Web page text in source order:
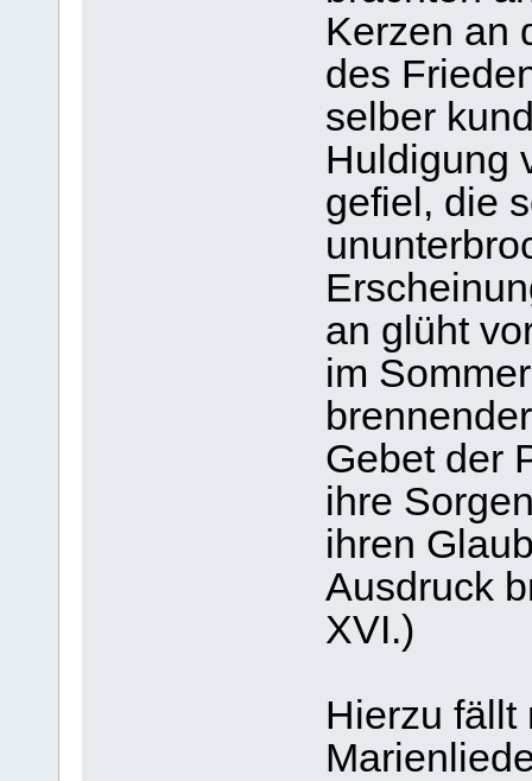
Kerzen an
des
selber
Huldigung
gefiel, die
an glüht
im
Gebet der
ihre
ihren
Ausdruck
XVI.)
Hierzu fällt